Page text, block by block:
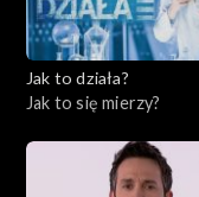
Jak to działa?
Jak to się mierzy?